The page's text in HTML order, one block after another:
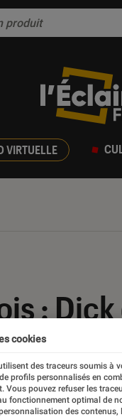
VIRTUELLE
:
cookies
des traceurs soumis à
profils personnalisés en
Vous pouvez refuser les
fonctionnement optimal de
des contenus,